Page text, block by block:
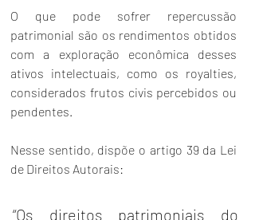
O que pode sofrer repercussão
patrimonial são os rendimentos obtidos
com a exploração econômica desses
ativos intelectuais, como os royalties,
considerados frutos civis percebidos ou
pendentes.
Nesse sentido, dispõe o artigo 39 da Lei
de Direitos Autorais:
“Os direitos patrimoniais do